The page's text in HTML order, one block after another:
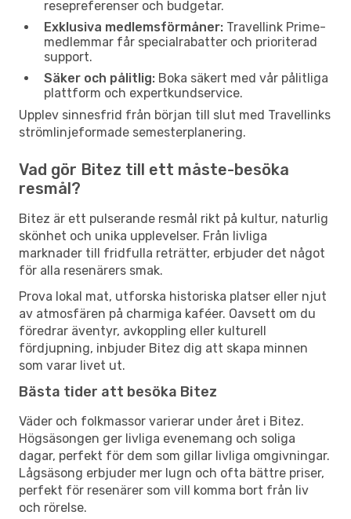
resepreferenser och budgetar.
Exklusiva medlemsförmåner: Travellink Prime-
medlemmar får specialrabatter och prioriterad
support.
Säker och pålitlig: Boka säkert med vår pålitliga
plattform och expertkundservice.
Upplev sinnesfrid från början till slut med Travellinks
strömlinjeformade semesterplanering.
Vad gör Bitez till ett måste-besöka
resmål?
Bitez är ett pulserande resmål rikt på kultur, naturlig
skönhet och unika upplevelser. Från livliga
marknader till fridfulla reträtter, erbjuder det något
för alla resenärers smak.
Prova lokal mat, utforska historiska platser eller njut
av atmosfären på charmiga kaféer. Oavsett om du
föredrar äventyr, avkoppling eller kulturell
fördjupning, inbjuder Bitez dig att skapa minnen
som varar livet ut.
Bästa tider att besöka Bitez
Väder och folkmassor varierar under året i Bitez.
Högsäsongen ger livliga evenemang och soliga
dagar, perfekt för dem som gillar livliga omgivningar.
Lågsäsong erbjuder mer lugn och ofta bättre priser,
perfekt för resenärer som vill komma bort från liv
och rörelse.